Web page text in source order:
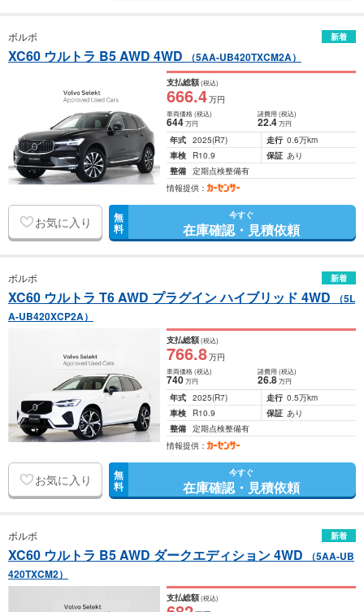
ボルボ 新着
XC60 ウルトラ B5 AWD 4WD （5AA-UB420TXCM2A）
支払総額(税込)
666.4万円
車両価格(税込)
644万円
諸費用 (税込)
22.4 万円
年式 2025(R7) 走行 0.6万km
車検
R10.9 保証 あり
整備 定期点検整備有
情報提供：
お気に入り 無
料
今すぐ
在庫確認・見積依頼
ボルボ 新着
XC60 ウルトラ T6 AWD プラグイン ハイブリッド 4WD
（5L
A-UB420XCP2A）
支払総額(税込)
766.8万円
車両価格(税込)
740万円
諸費用 (税込)
26.8 万円
年式 2025(R7) 走行 0.5万km
車検
R10.9 保証 あり
整備 定期点検整備有
情報提供：
お気に入り 無
料
今すぐ
在庫確認・見積依頼
ボルボ 新着
XC60 ウルトラ B5 AWD ダークエディション 4WD
（5AA-UB
420TXCM2）
支払総額(税込)